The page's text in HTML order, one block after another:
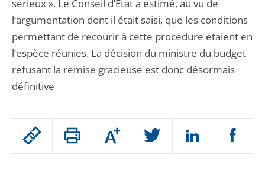
Passer
Augmenter
ou
sérieux ». Le Conseil d’État a estimé, au vu de
l’argumentation dont il était saisi, que les conditions
permettant de recourir à cette procédure étaient en
l’espèce réunies. La décision du ministre du budget
refusant la remise gracieuse est donc désormais
définitive